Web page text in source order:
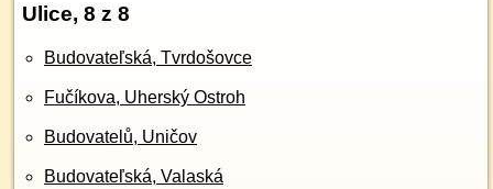
Ulice, 8 z 8
Budovateľská, Tvrdošovce
Fučíkova, Uherský Ostroh
Budovatelů, Uničov
Budovateľská, Valaská